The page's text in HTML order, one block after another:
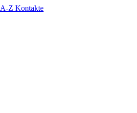
A-Z Kontakte